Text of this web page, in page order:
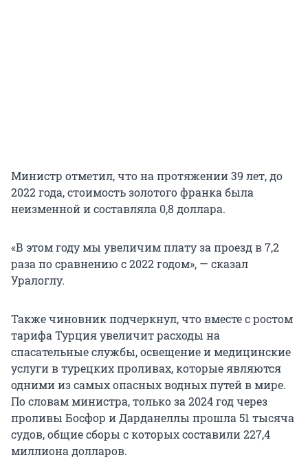
Министр отметил, что на протяжении 39 лет, до
2022 года, стоимость золотого франка была
неизменной и составляла 0,8 доллара.
«В этом году мы увеличим плату за проезд в 7,2
раза по сравнению с 2022 годом», — сказал
Уралоглу.
Также чиновник подчеркнул, что вместе с ростом
тарифа Турция увеличит расходы на
спасательные службы, освещение и медицинские
услуги в турецких проливах, которые являются
одними из самых опасных водных путей в мире.
По словам министра, только за 2024 год через
проливы Босфор и Дарданеллы прошла 51 тысяча
судов, общие сборы с которых составили 227,4
миллиона долларов.